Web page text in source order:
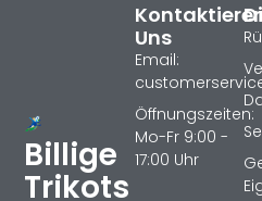
Billige
Trikots
Uns
Email:
Öffnungszeiten:
Mo-Fr 9:00 -
17:00 Uhr